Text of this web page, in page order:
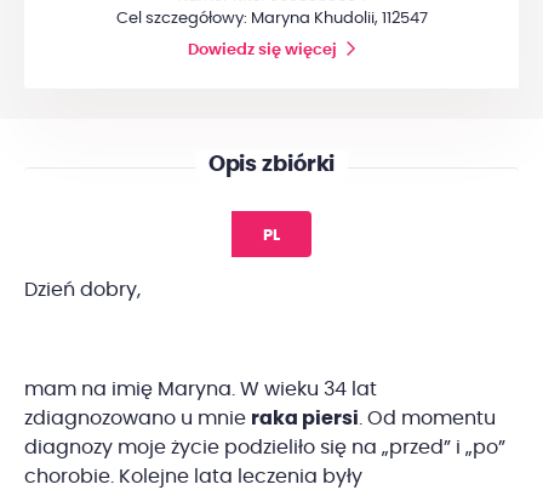
Cel szczegółowy: Maryna Khudolii, 112547
Dowiedz się więcej
Opis zbiórki
PL
Dzień dobry,
mam na imię Maryna. W wieku 34 lat
zdiagnozowano u mnie raka piersi . Od momentu
diagnozy moje życie podzieliło się na „przed” i „po”
chorobie. Kolejne lata leczenia były